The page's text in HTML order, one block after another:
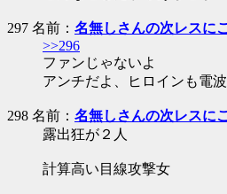
297 名前： 名無しさんの次レスに
>>296
ファンじゃないよ
アンチだよ、ヒロインも電
298 名前： 名無しさんの次レスに
露出狂が２人
計算高い目線攻撃女